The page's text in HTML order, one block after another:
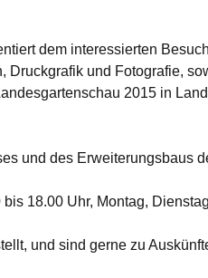
dem interessierten
und Fotografie,
2015 in
und des Erweiterungsbaus
18.00 Uhr, Montag,
und sind gerne zu